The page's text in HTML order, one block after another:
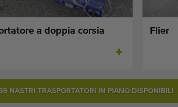
a doppia corsia Flier
NASTRI TRASPORTATORI IN PIANO DISPONIBILI